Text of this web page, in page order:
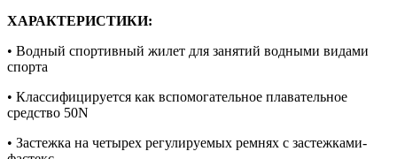
ХАРАКТЕРИСТИКИ:
• Водный спортивный жилет для занятий водными видами
спорта
• Классифицируется как вспомогательное плавательное
средство 50N
• Застежка на четырех регулируемых ремнях с застежками-